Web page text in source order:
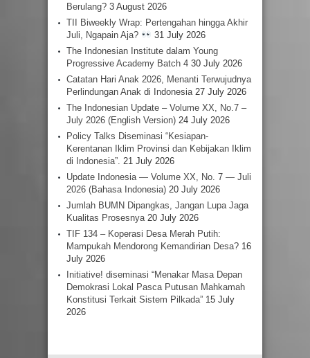
Berulang? 3 August 2026
TII Biweekly Wrap: Pertengahan hingga Akhir
Juli, Ngapain Aja?
31 July 2026
The Indonesian Institute dalam Young
Progressive Academy Batch 4 30 July 2026
Catatan Hari Anak 2026, Menanti Terwujudnya
Perlindungan Anak di Indonesia 27 July 2026
The Indonesian Update – Volume XX, No.7 –
July 2026 (English Version) 24 July 2026
Policy Talks Diseminasi “Kesiapan-
Kerentanan Iklim Provinsi dan Kebijakan Iklim
di Indonesia”. 21 July 2026
Update Indonesia — Volume XX, No. 7 — Juli
2026 (Bahasa Indonesia) 20 July 2026
Jumlah BUMN Dipangkas, Jangan Lupa Jaga
Kualitas Prosesnya 20 July 2026
TIF 134 – Koperasi Desa Merah Putih:
Mampukah Mendorong Kemandirian Desa? 16
July 2026
Initiative! diseminasi “Menakar Masa Depan
Demokrasi Lokal Pasca Putusan Mahkamah
Konstitusi Terkait Sistem Pilkada” 15 July
2026